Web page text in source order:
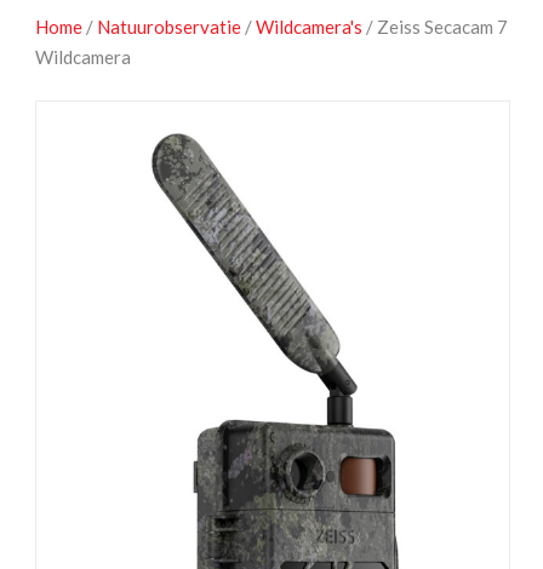
Home / Natuurobservatie /Wildcamera's / Zeiss Secacam 7
Wildcamera